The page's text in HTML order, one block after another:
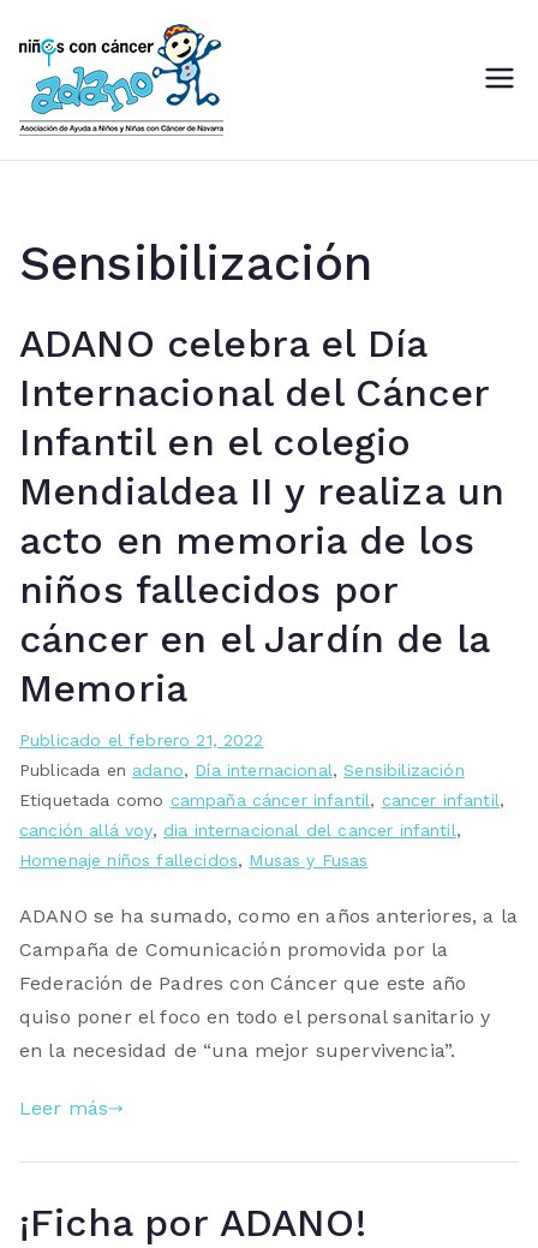
contenido
Asociación de Ayuda a Niños
Sensibilización
ADANO celebra el Día
Internacional del Cáncer
Infantil en el colegio
Mendialdea II y realiza un
acto en memoria de los
niños fallecidos por
cáncer en el Jardín de la
Memoria
Publicado elfebrero 21, 2022
Publicada en adano, Día internacional,Sensibilización
Etiquetada como campaña cáncer infantil, cancer infantil,
canción allá voy, dia internacional del cancer infantil,
Homenaje niños fallecidos, Musas y Fusas
ADANO se ha sumado, como en años anteriores, a la
Campaña de Comunicación promovida por la
Federación de Padres con Cáncer que este año
quiso poner el foco en todo el personal sanitario y
en la necesidad de “una mejor supervivencia”.
Leer más
¡Ficha por ADANO!